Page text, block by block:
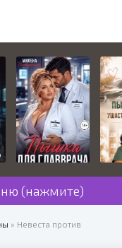
(нажмите)
» Невеста против